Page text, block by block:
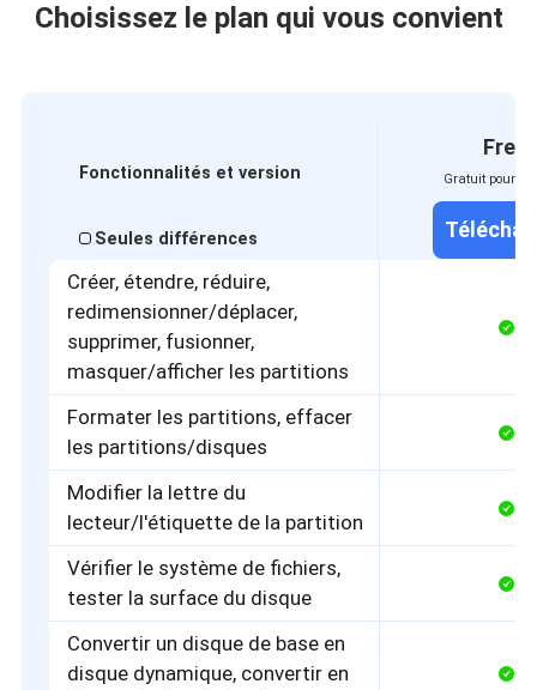
Choisissez le plan qui vous convient
Fonctionnalités et version
Seules différences
Free
Gratuit pour
Créer, étendre, réduire,
redimensionner/déplacer,
supprimer, fusionner,
masquer/afficher les partitions
Formater les partitions, effacer
les partitions/disques
Modifier la lettre du
lecteur/l'étiquette de la partition
Vérifier le système de fichiers,
tester la surface du disque
Convertir un disque de base en
disque dynamique, convertir en